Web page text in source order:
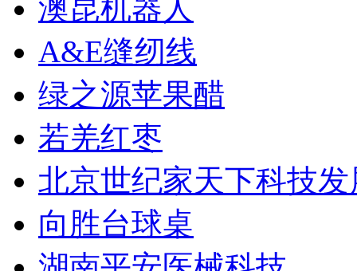
澳昆机器人
A&E缝纫线
绿之源苹果醋
若羌红枣
北京世纪家天下科技发
向胜台球桌